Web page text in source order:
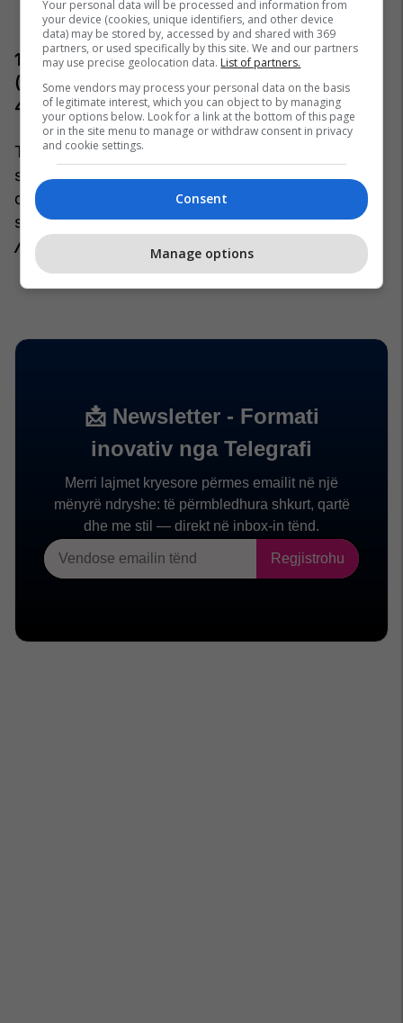
1-2) Xavi Simons & Conor Gallagher
(Leipzig/Atletico → Tottenham, 65milionë euro
40 milionë euro)
Tottenhami po lufton për mbijetesë dhe kjo
shpjegon shumë gjëra. Simons pati pak ndikim
dhe u dëmtua rëndë (ACL), ndërsa Gallagher
shihet si investim që s’po jep atë që pritej.
/Telegrafi/
Your personal data will be processed and information from
your device (cookies, unique identifiers, and other device
data) may be stored by, accessed by and shared with 369
partners, or used specifically by this site. We and our partners
may use precise geolocation data. List of partners.
Some vendors may process your personal data on the basis
of legitimate interest, which you can object to by managing
your options below. Look for a link at the bottom of this page
or in the site menu to manage or withdraw consent in privacy
and cookie settings.
Consent
Manage options